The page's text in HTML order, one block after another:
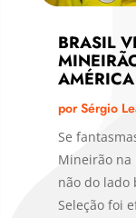
BRASIL
AMÉRICA
porSérgio
Se
Mineirão na
não do lado
Seleção foi